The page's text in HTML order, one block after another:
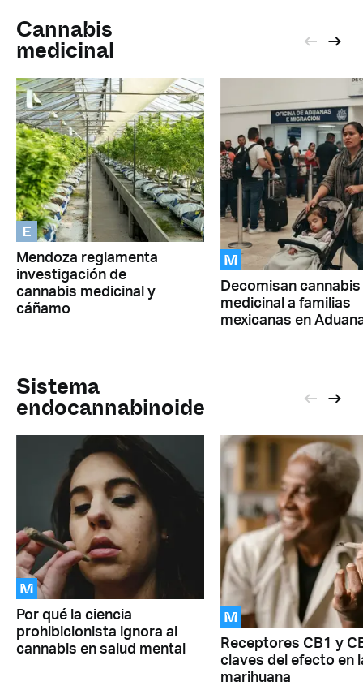
Cannabis
medicinal
E
Mendoza reglamenta
investigación de
cannabis medicinal y
cáñamo
M
Decomisan cannabis
medicinal a familias
mexicanas en
Sistema
endocannabinoide
M
Por qué la ciencia
prohibicionista ignora al
cannabis en salud mental
M
Receptores CB1 y
claves del efecto en
marihuana